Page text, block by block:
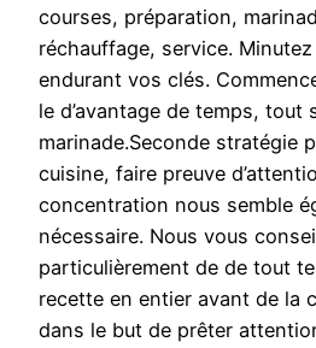
courses, préparation,
réchauffage, service.
endurant vos clés.
le d’avantage de temps, tout
marinade.Seconde stratégie
cuisine, faire preuve
concentration nous semble
nécessaire. Nous vous
particulièrement de de tout
recette en entier avant de la
dans le but de prêter